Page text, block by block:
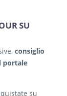
SU
consiglio
portale
su